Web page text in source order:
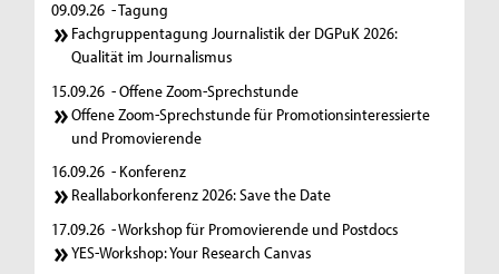
09.09.26 - Tagung
Fachgruppentagung Journalistik der DGPuK 2026:
Qualität im Journalismus
15.09.26 - Offene Zoom-Sprechstunde
Offene Zoom-Sprechstunde für Promotionsinteressierte
und Promovierende
16.09.26 - Konferenz
Reallaborkonferenz 2026: Save the Date
17.09.26 - Workshop für Promovierende und Postdocs
YES-Workshop: Your Research Canvas